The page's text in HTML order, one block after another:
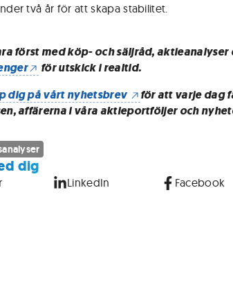
två år för att skapa stabilitet.
först med köp- och säljråd, aktieanalyser
för utskick i realtid.
dig på vårt nyhetsbrev
för att varje dag
affärerna i våra aktieportföljer och
dig
LinkedIn Facebook